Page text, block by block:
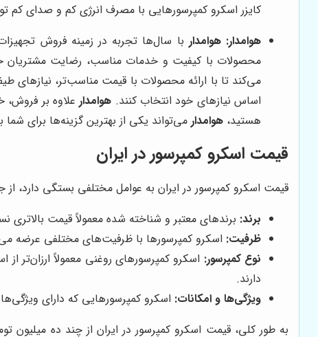
کایزر اسکرو کمپرسورهایی با مصرف انرژی کم و صدای کم
هوامدار: هوامدار با سال‌ها تجربه در زمینه فروش
محصولات با کیفیت و خدمات مناسب، رضایت مشتریان
می‌کند تا با ارائه محصولات با قیمت مناسب‌تر، نیازهای
اساس نیازهای خود انتخاب کنند. هوامدارعلاوه بر فروش،
هستید، هوامدارمی‌تواند یکی از بهترین گزینه‌ها برای شما
قیمت اسکرو کمپرسور در ایران
قیمت اسکرو کمپرسور در ایران به عوامل مختلفی بستگی دارد، از
برند: برندهای معتبر و شناخته شده معمولاً قیمت بالاتری
ظرفیت: اسکرو کمپرسورها با ظرفیت‌های مختلفی عرضه
نوع کمپرسور:
دارند.
ویژگی‌ها و امکانات: اسکرو کمپرسورهایی که دارای
به طور کلی، قیمت اسکرو کمپرسور در ایران از چند ده میلیون